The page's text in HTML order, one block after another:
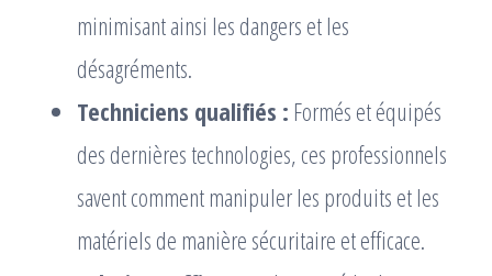
minimisant ainsi les dangers et les
désagréments.
Techniciens qualifiés : Formés et équipés
des dernières technologies, ces professionnels
savent comment manipuler les produits et les
matériels de manière sécuritaire et efficace.